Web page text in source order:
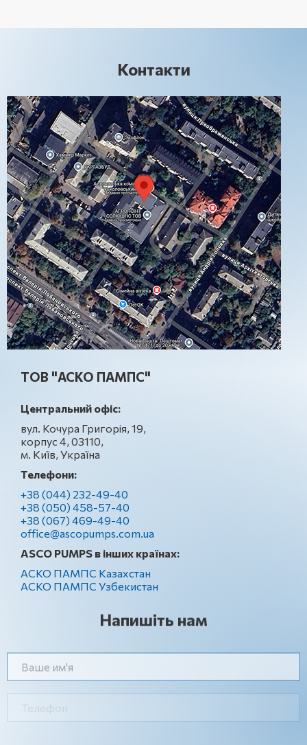
Контакти
ТОВ "АСКО ПАМПС"
Центральний офіс:
вул. Кочура Григорія, 19,
корпус 4, 03110,
м. Київ, Україна
Телефони:
+38 (044) 232-49-40
+38 (050) 458-57-40
+38 (067) 469-49-40
office@ascopumps.com.ua
ASCO PUMPS в інших країнах:
АСКО ПАМПС Казахстан
АСКО ПАМПС Узбекистан
Напишіть нам